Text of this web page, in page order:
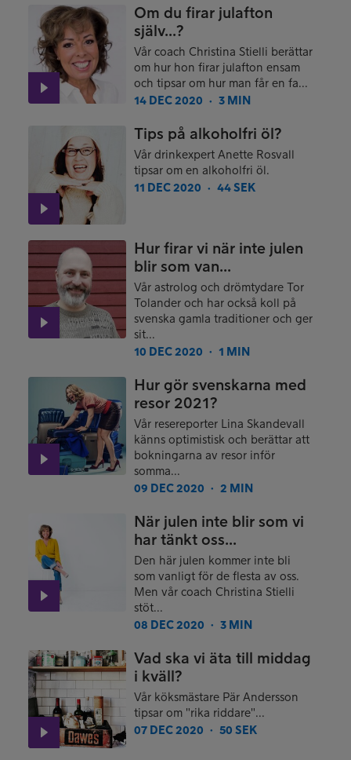
Om du firar julafton
själv...?
Vår coach Christina Stielli berättar
om hur hon firar julafton ensam
och tipsar om hur man får en fa...
14 DEC 2020
● 3 MIN
Tips på alkoholfri öl?
Vår drinkexpert Anette Rosvall
tipsar om en alkoholfri öl.
11 DEC 2020
● 44 SEK
Hur firar vi när inte julen
blir som van...
Vår astrolog och drömtydare Tor
Tolander och har också koll på
svenska gamla traditioner och ger
sit...
10 DEC 2020
● 1 MIN
Hur gör svenskarna med
resor 2021?
Vår resereporter Lina Skandevall
känns optimistisk och berättar att
bokningarna av resor inför
somma...
09 DEC 2020
● 2 MIN
När julen inte blir som vi
har tänkt oss...
Den här julen kommer inte bli
som vanligt för de flesta av oss.
Men vår coach Christina Stielli
stöt...
08 DEC 2020
● 3 MIN
Vad ska vi äta till middag
i kväll?
Vår köksmästare Pär Andersson
tipsar om "rika riddare"...
07 DEC 2020
● 50 SEK